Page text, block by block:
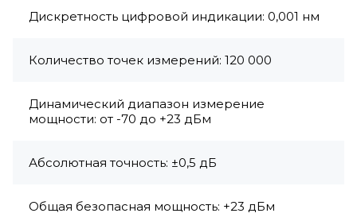
Дискретность цифровой индикации: 0,001 нм
Количество точек измерений: 120 000
Динамический диапазон измерение
мощности: от -70 до +23 дБм
Абсолютная точность: ±0,5 дБ
Общая безопасная мощность: +23 дБм